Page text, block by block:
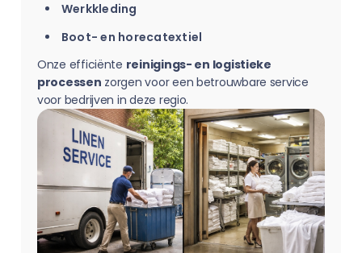
Werkkleding
Boot- en horecatextiel
Onze efficiënte reinigings- en logistieke
processen zorgen voor een betrouwbare service
voor bedrijven in deze regio.